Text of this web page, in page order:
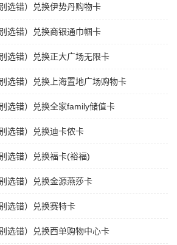
选错）兑换伊势丹购物卡
选错）兑换商银通巾帼卡
选错）兑换正大广场无限卡
选错）兑换上海置地广场购物卡
选错）兑换全家family储值卡
选错）兑换迪卡侬卡
选错）兑换福卡(裕福)
选错）兑换金源燕莎卡
选错）兑换赛特卡
选错）兑换西单购物中心卡